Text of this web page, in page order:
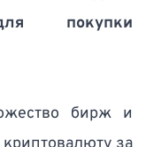
покупки
бирж и